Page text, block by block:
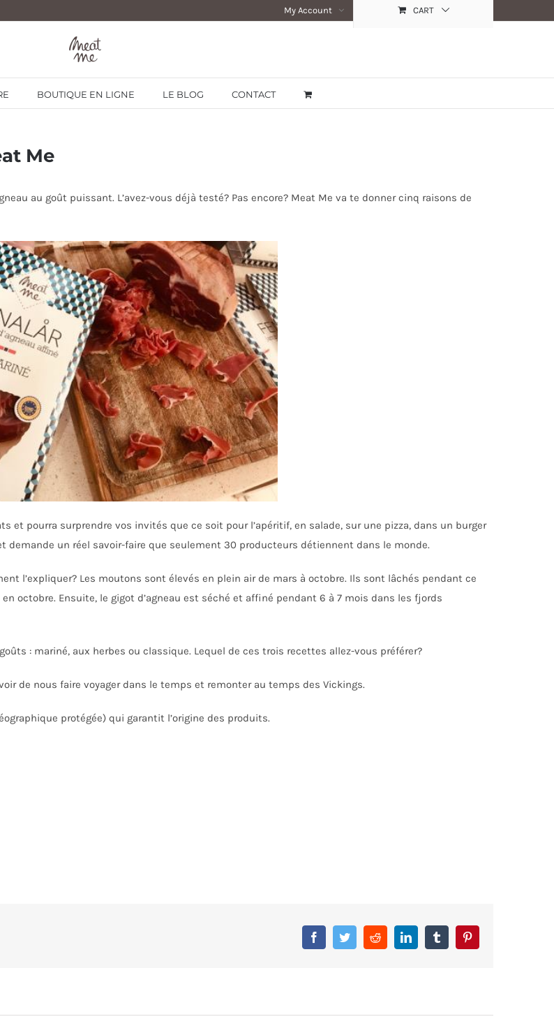
My Account CART
BOUTIQUE EN LIGNE LE BLOG CONTACT
Me
au goût puissant. L’avez-vous déjà testé? Pas encore? Meat Me va te donner cinq raisons de
et pourra surprendre vos invités que ce soit pour l’apéritif, en salade, sur une pizza, dans un burger
un réel savoir-faire que seulement 30 producteurs détiennent dans le monde.
l’expliquer? Les moutons sont élevés en plein air de mars à octobre. Ils sont lâchés pendant ce
octobre. Ensuite, le gigot d’agneau est séché et affiné pendant 6 à 7 mois dans les fjords
: mariné, aux herbes ou classique. Lequel de ces trois recettes allez-vous préférer?
de nous faire voyager dans le temps et remonter au temps des Vickings.
protégée) qui garantit l’origine des produits.
FacebookTwitterRedditLinkedInTumblr